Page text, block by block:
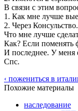
В связи с этим
1. Как мне лучше
2. Через
Что мне лучше
Как? Если поменять
И последнее. У меня
Спс.
‹ пожениться в
Похожие материалы
наследование